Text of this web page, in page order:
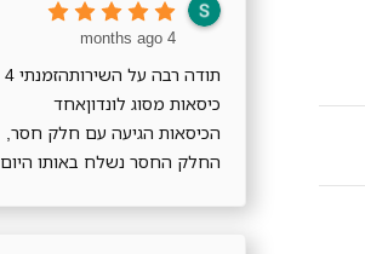
4 months ago
תודה רבה על השירותהזמנתי 4
כיסאות מסוג לונדוןאחד
הכיסאות הגיעה עם חלק חסר,
החלק החסר נשלח באותו היום